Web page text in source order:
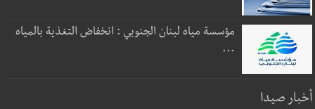
مؤسسة مياه لبنان الجنوبي : انخفاض التغذية بالمياه
...
أخبار صيدا